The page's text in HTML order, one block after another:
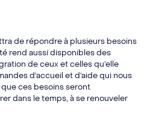
de répondre à plusieurs besoins
rend aussi disponibles des
de ceux et celles qu’elle
d’accueil et d’aide qui nous
ces besoins seront
dans le temps, à se renouveler